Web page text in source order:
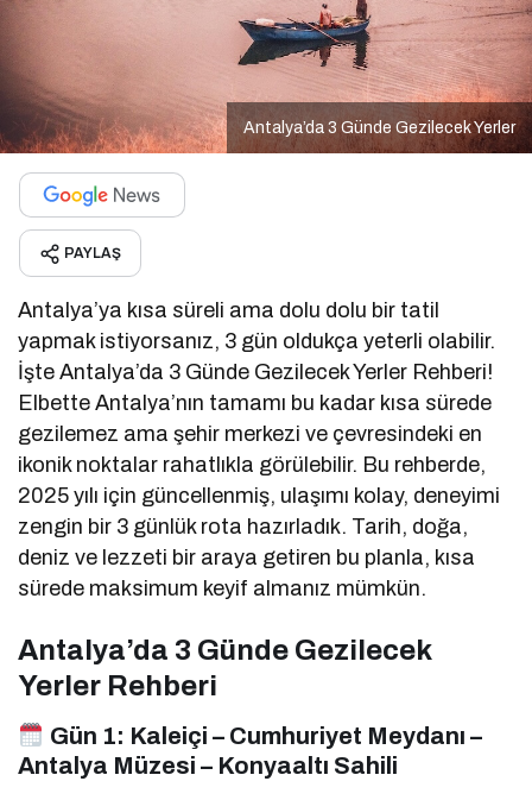
Antalya’da 3 Günde Gezilecek Yerler
PAYLAŞ
Antalya’ya kısa süreli ama dolu dolu bir tatil
yapmak istiyorsanız, 3 gün oldukça yeterli olabilir.
İşte Antalya’da 3 Günde Gezilecek Yerler Rehberi!
Elbette Antalya’nın tamamı bu kadar kısa sürede
gezilemez ama şehir merkezi ve çevresindeki en
ikonik noktalar rahatlıkla görülebilir. Bu rehberde,
2025 yılı için güncellenmiş, ulaşımı kolay, deneyimi
zengin bir 3 günlük rota hazırladık. Tarih, doğa,
deniz ve lezzeti bir araya getiren bu planla, kısa
sürede maksimum keyif almanız mümkün.
Antalya’da 3 Günde Gezilecek
Yerler Rehberi
Gün 1: Kaleiçi – Cumhuriyet Meydanı –
Antalya Müzesi – Konyaaltı Sahili